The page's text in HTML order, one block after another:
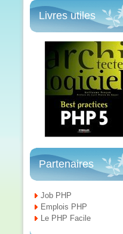
Livres utiles
Partenaires
Job PHP
Emplois PHP
Le PHP Facile